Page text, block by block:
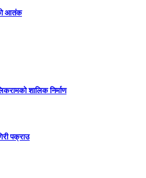
आतंक
शालिक निर्माण
पक्राउ